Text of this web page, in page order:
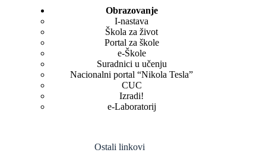
Obrazovanje
I-nastava
Škola za život
Portal za škole
e-Škole
Suradnici u učenju
Nacionalni portal “Nikola Tesla”
CUC
Izradi!
e-Laboratorij
Ostali linkovi